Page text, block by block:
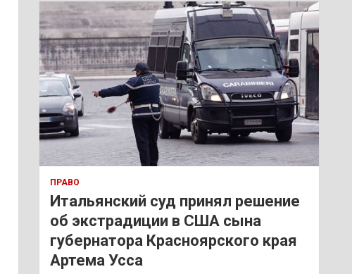
к
ПРАВО
Итальянский суд принял решение
об экстрадиции в США сына
губернатора Красноярского края
Артема Усса